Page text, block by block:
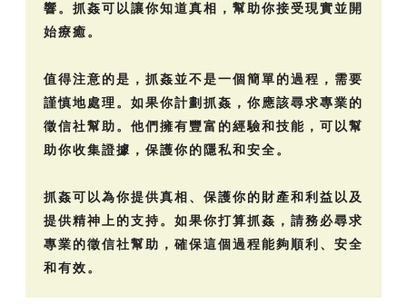
響。抓姦可以讓你知道真相，幫助你接受現實並開
始療癒。
值得注意的是，抓姦並不是一個簡單的過程，需要
謹慎地處理。如果你計劃抓姦，你應該尋求專業的
徵信社幫助。他們擁有豐富的經驗和技能，可以幫
助你收集證據，保護你的隱私和安全。
抓姦可以為你提供真相、保護你的財產和利益以及
提供精神上的支持。如果你打算抓姦，請務必尋求
專業的徵信社幫助，確保這個過程能夠順利、安全
和有效。